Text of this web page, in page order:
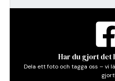
Har du gjort det
Dela ett foto och tagga oss – vi
gjort!